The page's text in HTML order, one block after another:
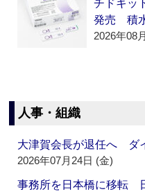
チドキッ
発売 積
2026年08
人事・組織
大津賀会長が退任へ ダ
2026年07月24日 (金)
事務所を日本橋に移転